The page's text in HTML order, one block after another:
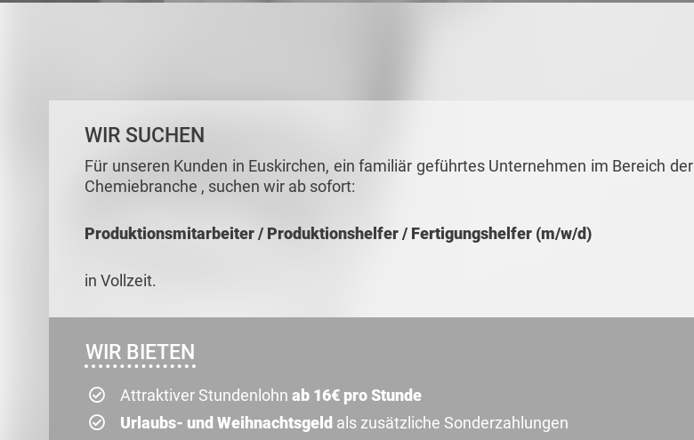
WIR SUCHEN
Für unseren Kunden in Euskirchen, ein familiär geführtes Unternehmen im Bereich der
Chemiebranche , suchen wir ab sofort:
Produktionsmitarbeiter / Produktionshelfer / Fertigungshelfer (m/w/d)
in Vollzeit.
WIR BIETEN
Attraktiver Stundenlohn ab 16€ pro Stunde
Urlaubs- und Weihnachtsgeld als zusätzliche Sonderzahlungen